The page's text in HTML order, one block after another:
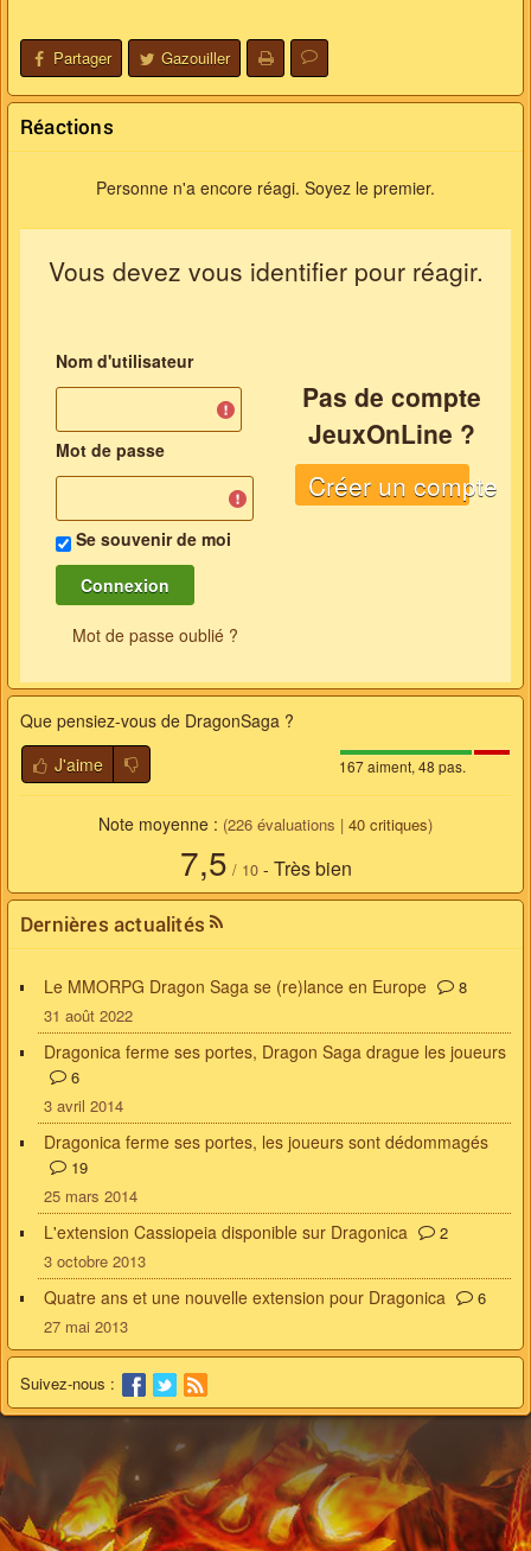
Partager Gazouiller
Réactions
Personne n'a encore réagi. Soyez le premier.
Vous devez vous identifier pour réagir.
Nom d'utilisateur
Mot de passe
Se souvenir de moi
Mot de passe oublié ?
Pas de compte
JeuxOnLine ?
Créer un compte
Que pensiez-vous de DragonSaga ?
167 aiment, 48 pas.
J'aime
Note moyenne : (226 évaluations | 40 critiques)
7,5 / 10- Très bien
Dernières actualités
Le MMORPG Dragon Saga se (re)lance en Europe
8
31 août 2022
Dragonica ferme ses portes, Dragon Saga drague les joueurs
6
3 avril 2014
Dragonica ferme ses portes, les joueurs sont dédommagés
19
25 mars 2014
L'extension Cassiopeia disponible sur Dragonica
2
3 octobre 2013
Quatre ans et une nouvelle extension pour Dragonica
6
27 mai 2013
Suivez-nous :